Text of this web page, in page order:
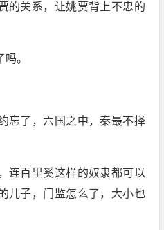
的关系，让姚贾背上不忠的
。
忘了，六国之中，秦最不择
连百里奚这样的奴隶都可以
儿子，门监怎么了，大小也